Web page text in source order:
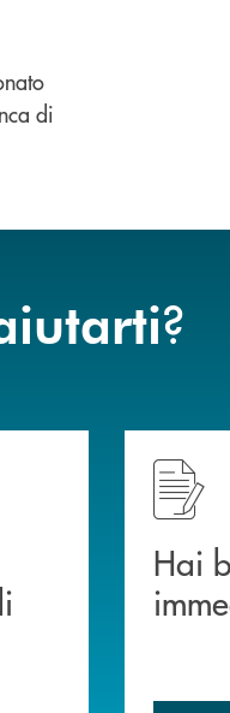
di
?
di Banca di Caraglio.
Hai
Hai